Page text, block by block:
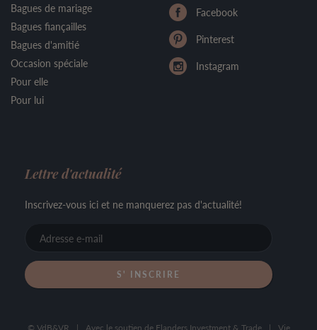
Bagues de mariage
Bagues fiançailles
Bagues d'amitié
Occasion spéciale
Pour elle
Pour lui
Facebook
Pinterest
Instagram
Lettre d'actualité
Inscrivez-vous ici et ne manquerez pas d'actualité!
mail
© VdB&VR | Avec le soutien de Flanders Investment & Trade | Vie